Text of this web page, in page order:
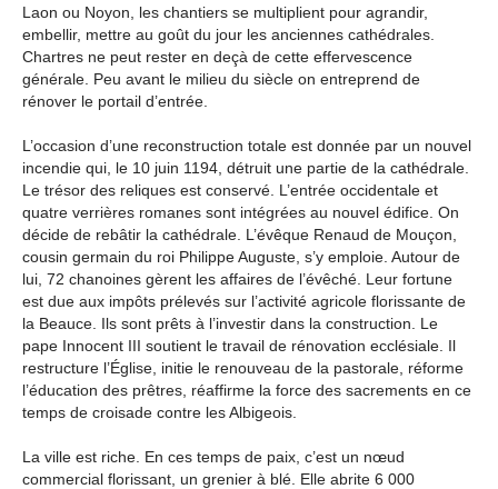
Laon ou Noyon, les chantiers se multiplient pour agrandir,
embellir, mettre au goût du jour les anciennes cathédrales.
Chartres ne peut rester en deçà de cette effervescence
générale. Peu avant le milieu du siècle on entreprend de
rénover le portail d’entrée.
L’occasion d’une reconstruction totale est donnée par un nouvel
incendie qui, le 10 juin 1194, détruit une partie de la cathédrale.
Le trésor des reliques est conservé. L’entrée occidentale et
quatre verrières romanes sont intégrées au nouvel édifice. On
décide de rebâtir la cathédrale. L’évêque Renaud de Mouçon,
cousin germain du roi Philippe Auguste, s’y emploie. Autour de
lui, 72 chanoines gèrent les affaires de l’évêché. Leur fortune
est due aux impôts prélevés sur l’activité agricole florissante de
la Beauce. Ils sont prêts à l’investir dans la construction. Le
pape Innocent III soutient le travail de rénovation ecclésiale. Il
restructure l’Église, initie le renouveau de la pastorale, réforme
l’éducation des prêtres, réaffirme la force des sacrements en ce
temps de croisade contre les Albigeois.
La ville est riche. En ces temps de paix, c’est un nœud
commercial florissant, un grenier à blé. Elle abrite 6 000